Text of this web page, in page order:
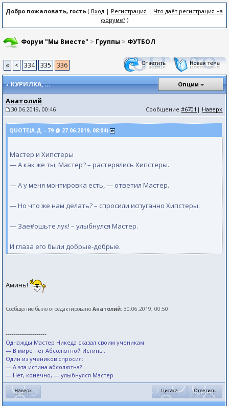
Добро пожаловать, гость ( Вход | Регистрация | Что даёт регистрация на
форуме?)
Форум "Мы Вместе" > Группы > ФУТБОЛ
« < 334 335 336
КУРИЛКА, ... Опции
Анатолий
30.06.2019, 00:46 Сообщение#6701 | Наверх
QUOTE(А.Д. - 79 @ 27.06.2019, 08:04)
Мастер и Хипстеры
— А как же ты, Мастер? – растерялись Хипстеры.
— А у меня монтировка есть, — ответил Мастер.
— Но что же нам делать? – спросили испуганно Хипстеры.
— Зае#ошьте лук! – улыбнулся Мастер.
И глаза его были добрые-добрые.
Аминь!
Сообщение было отредактированоАнатолий: 30.06.2019, 00:50
--------------------
Однажды Мастер Никеда сказал своим ученикам:
— В мире нет Абсолютной Истины.
Один из учеников спросил:
— А эта истина абсолютна?
— Нет, конечно, — улыбнулся Мастер